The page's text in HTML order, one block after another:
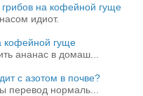
на кофейной гуще
идиот.
кофейной гуще
ананас в домаш...
с азотом в почве?
перевод нормаль...